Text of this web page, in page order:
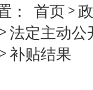
： 首页 >
> 法定主动公
> 补贴结果